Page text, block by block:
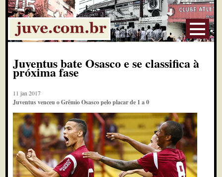
Juventus bate Osasco e se classifica à
próxima fase
11 jan 2017
Juventus venceu o Grêmio Osasco pelo placar de 1 a 0